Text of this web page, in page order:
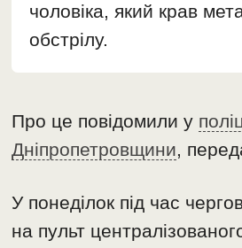
чоловіка, який крав
обстрілу.
Про це повідомили у
Дніпропетровщини,
У понеділок під час
на пульт